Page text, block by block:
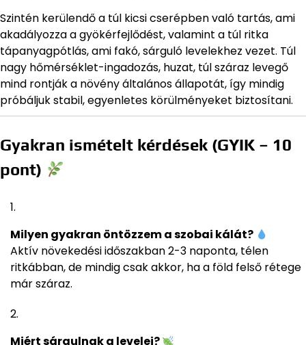
Szintén kerülendő a túl kicsi cserépben való tartás, ami
akadályozza a gyökérfejlődést, valamint a túl ritka
tápanyagpótlás, ami fakó, sárguló levelekhez vezet. Túl
nagy hőmérséklet-ingadozás, huzat, túl száraz levegő
mind rontják a növény általános állapotát, így mindig
próbáljuk stabil, egyenletes körülményeket biztosítani.
Gyakran ismételt kérdések (GYIK – 10
pont)
Milyen gyakran öntözzem a szobai kálát?
Aktív növekedési időszakban 2-3 naponta, télen
ritkábban, de mindig csak akkor, ha a föld felső rétege
már száraz.
Miért sárgulnak a levelei?